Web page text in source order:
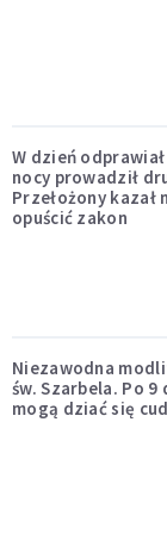
W dzień
nocy prowadził
Przełożony kazał
opuścić zakon
Niezawodna
św. Szarbela. Po 9
mogą dziać się